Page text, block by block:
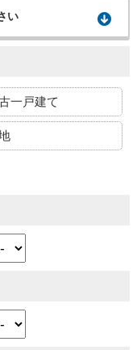
い
一戸建て